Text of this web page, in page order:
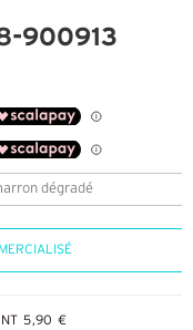
900913
dégradé
5,90 €